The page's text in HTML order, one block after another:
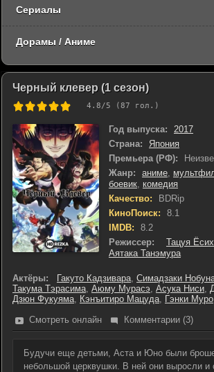
Черный клевер (1 сезон)
4.8/5 (87 гол.)
Год выпуска:
2017
Страна:
Япония
Премьера (РФ):
Жанр:
аниме,
боевик, комедия
Качество:
BDRip
КиноПоиск:
8.1
IMDB:
8.2
Режиссер:
Тацуя
Аятака Танэмура
Актёры: Гакуто Кадзивара, Симадзаки
Такума Тэрасима, Аюму Мурасэ, Асука Ниси,
Дзюн Фукуяма, Кэнъитиро Мацуда, Гэнки Муро
Смотреть онлайн
Комментарии (3)
Будучи еще детьми, Аста и Юно были
небольшой церквушки. В ней они выросли и
Сериалы
Дорамы / Аниме